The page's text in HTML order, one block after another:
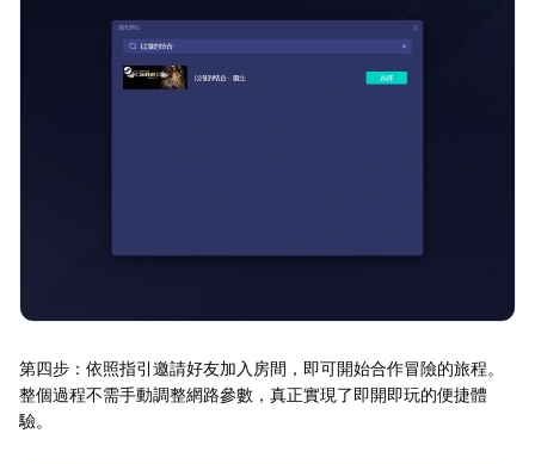
第四步：依照指引邀請好友加入房間，即可開始合作冒險的旅程。
整個過程不需手動調整網路參數，真正實現了即開即玩的便捷體
驗。